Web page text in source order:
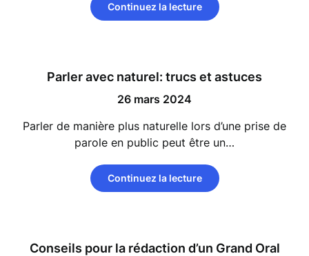
Continuez la lecture
Parler avec naturel: trucs et astuces
26 mars 2024
Parler de manière plus naturelle lors d’une prise de
parole en public peut être un…
Continuez la lecture
Conseils pour la rédaction d’un Grand Oral